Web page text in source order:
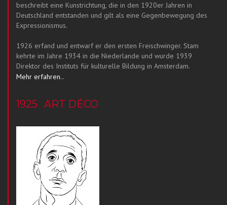
beschreibt eine Kunstrichtung, die in den 1920er Jahren in
Deutschland entstanden und gilt als eine Gegenbewegung des
Expressionismus.
1926 erfand und entwarf er den ersten Freischwinger. Stam
kehrte im Jahre 1934 in die Niederlande und wurde 1939
Direktor des Instituts für kulturelle Bildung in Amsterdam.
Mehr erfahren..
1925 ART DÉCO